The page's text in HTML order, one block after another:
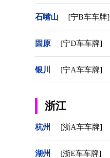
石嘴山 [宁B车车牌]
固原 [宁D车车牌]
银川 [宁A车车牌]
浙江
杭州 [浙A车车牌]
湖州 [浙E车车牌]